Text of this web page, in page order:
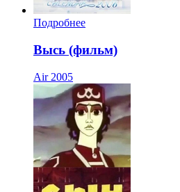
Подробнее
Высь (фильм)
Air 2005